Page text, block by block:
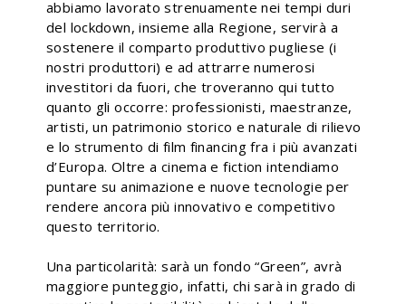
abbiamo lavorato strenuamente nei tempi duri
del lockdown, insieme alla Regione, servirà a
sostenere il comparto produttivo pugliese (i
nostri produttori) e ad attrarre numerosi
investitori da fuori, che troveranno qui tutto
quanto gli occorre: professionisti, maestranze,
artisti, un patrimonio storico e naturale di rilievo
e lo strumento di film financing fra i più avanzati
d’Europa. Oltre a cinema e fiction intendiamo
puntare su animazione e nuove tecnologie per
rendere ancora più innovativo e competitivo
questo territorio.
Una particolarità: sarà un fondo “Green”, avrà
maggiore punteggio, infatti, chi sarà in grado di